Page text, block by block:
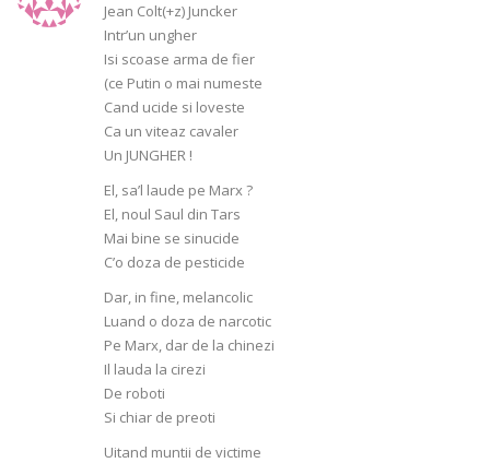
Jean Colt(+z) Juncker
Intr’un ungher
Isi scoase arma de fier
(ce Putin o mai numeste
Cand ucide si loveste
Ca un viteaz cavaler
Un JUNGHER !
El, sa’l laude pe Marx ?
El, noul Saul din Tars
Mai bine se sinucide
C’o doza de pesticide
Dar, in fine, melancolic
Luand o doza de narcotic
Pe Marx, dar de la chinezi
Il lauda la cirezi
De roboti
Si chiar de preoti
Uitand muntii de victime